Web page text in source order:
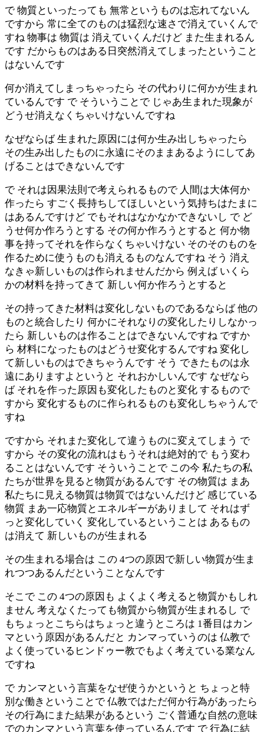
で 物質といったっても 無常というものは忘れてないん
ですから 常に全てのものは猛烈な速さで消えていくんで
すね 物事は 物質は 消えていくんだけど また生まれるん
です だからものはある日突然消えてしまったということ
はないんです
何か消えてしまっちゃったら その代わりに何かが生まれ
ているんです で そういうことで じゃあ生まれた現象が
どうせ消えなくちゃいけないんですね
なぜならば 生まれた原因には何か生み出しちゃったら
その生み出したものに永遠にそのままあるようにしてあ
げることはできないんです
で それは因果法則で考えられるもので 人間は大体何か
作ったら すごく長持ちしてほしいという気持ちはたまに
はあるんですけど でもそれはなかなかできないし で ど
うせ何か作ろうとする その何か作ろうとすると 何か物
事を持ってそれを作らなくちゃいけない そのそのものを
作るために使うものも消えるものなんですね そう 消え
なきゃ新しいものは作られませんだから 例えば いくら
かの材料を持ってきて 新しい何か作ろうとすると
その持ってきた材料は変化しないものであるならば 他の
ものと統合したり 何かにそれなりの変化したりしなかっ
たら 新しいものは作ることはできないんですね ですか
ら 材料になったものはどうせ変化するんですね 変化し
て新しいものはできちゃうんです そう できたものは永
遠にありますよというと それおかしいんです なぜなら
ば それを作った原因も変化したものと変化 するもので
すから 変化するものに作られるものも変化しちゃうんで
すね
ですから それまた変化して違うものに変えてしまう で
すから その変化の流れはもうそれは絶対的で もう変わ
ることはないんです そういうことで この今 私たちの私
たちが世界を見ると物質があるんです その物質は まあ
私たちに見える物質は物質ではないんだけど 感じている
物質 まあ一応物質とエネルギーがありまして それはず
っと変化していく 変化しているということは あるもの
は消えて 新しいものが生まれる
その生まれる場合は この 4つの原因で新しい物質が生ま
れつつあるんだということなんです
そこで この 4つの原因も よくよく考えると物質かもしれ
ません 考えなくたっても物質から物質が生まれるし で
もちょっとこちらはちょっと違うところは 1番目はカン
マという原因があるんだと カンマっていうのは 仏教で
よく使っているヒンドゥー教でもよく考えている業なん
ですね
で カンマという言葉をなぜ使うかというと ちょっと特
別な働きということで 仏教ではただ何か行為があったら
その行為にまた結果があるという ごく普通な自然の意味
でのカンマという言葉を使っているんです で 行為に結